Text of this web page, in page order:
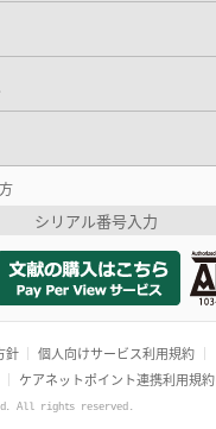
シリアル番号入力
針
個人向けサービス利用規約
ケアネットポイント連携利用規約
All rights reserved.